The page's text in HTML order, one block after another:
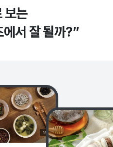
보는
서 잘 될까?”